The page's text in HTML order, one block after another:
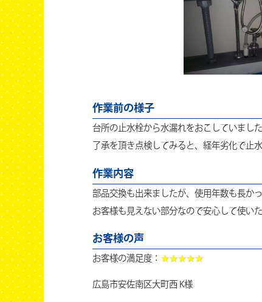
作業前の様子
台所の止水栓から水漏れをおこしていました
了承を頂き点検してみると、経年劣化で止
作業内容
部品交換も出来ましたが、使用年数も長か
お客様も見えない部分なので安心して使い
お客様の声
お客様の満足度： ★★★★★
広島市安佐南区大町西 K様